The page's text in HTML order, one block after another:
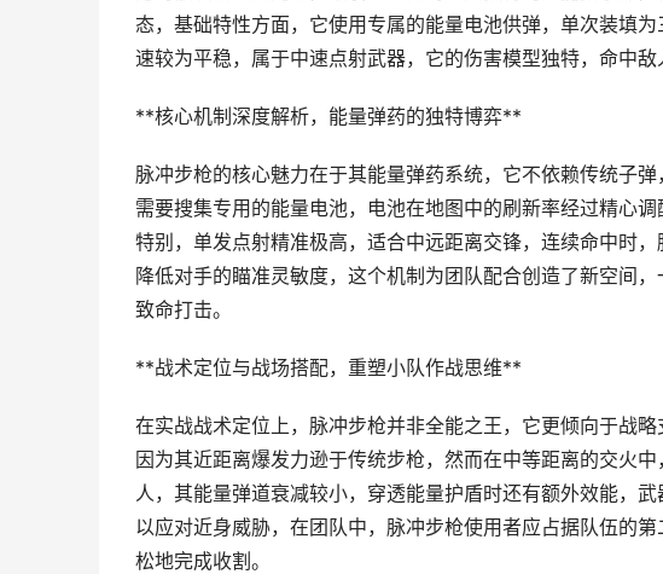
态，基础特性方面，它使用专属的能量电池供弹，单次装填
速较为平稳，属于中速点射武器，它的伤害模型独特，命中敌
**核心机制深度解析，能量弹药的独特博弈**
脉冲步枪的核心魅力在于其能量弹药系统，它不依赖传统子
需要搜集专用的能量电池，电池在地图中的刷新率经过精心
特别，单发点射精准极高，适合中远距离交锋，连续命中时
降低对手的瞄准灵敏度，这个机制为团队配合创造了新空间
致命打击。
**战术定位与战场搭配，重塑小队作战思维**
在实战战术定位上，脉冲步枪并非全能之王，它更倾向于战
因为其近距离爆发力逊于传统步枪，然而在中等距离的交火
人，其能量弹道衰减较小，穿透能量护盾时还有额外效能，
以应对近身威胁，在团队中，脉冲步枪使用者应占据队伍的
松地完成收割。